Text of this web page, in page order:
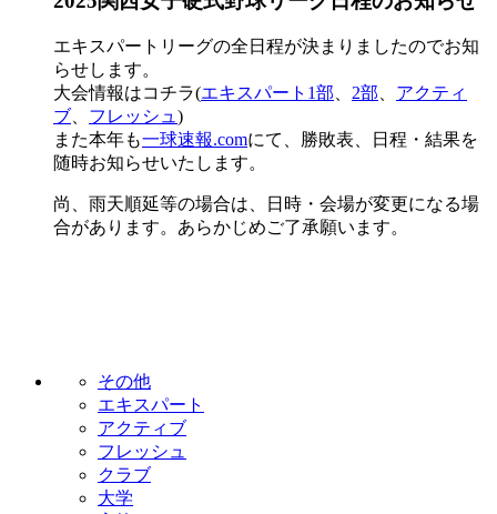
エキスパートリーグの全日程が決まりましたのでお知
らせします。
大会情報はコチラ(エキスパート1部、 2部、 アクティ
ブ、 フレッシュ)
また本年も一球速報.comにて、勝敗表、日程・結果を
随時お知らせいたします。
尚、雨天順延等の場合は、日時・会場が変更になる場
合があります。あらかじめご了承願います。
その他
エキスパート
アクティブ
フレッシュ
クラブ
大学